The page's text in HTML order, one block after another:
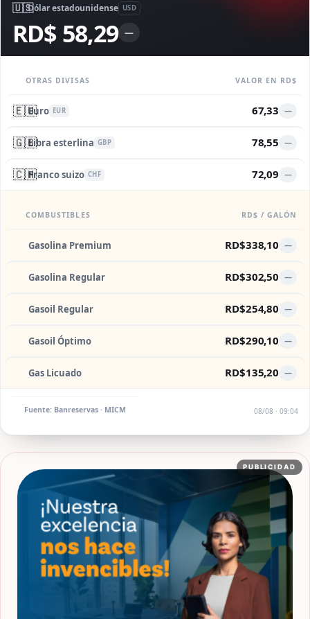
🇺🇸Dólar estadounidense USD
RD$ 58,29 —
OTRAS DIVISAS VALOR EN RD$
🇪🇺Euro EUR 67,33 —
🇬🇧Libra esterlina GBP 78,55 —
🇨🇭Franco suizo CHF 72,09 —
COMBUSTIBLES RD$ / GALÓN
Gasolina Premium RD$338,10 —
Gasolina Regular RD$302,50 —
Gasoil Regular RD$254,80 —
Gasoil Óptimo RD$290,10 —
Gas Licuado RD$135,20 —
Fuente: Banreservas · MICM 08/08 · 09:04
PUBLICIDAD